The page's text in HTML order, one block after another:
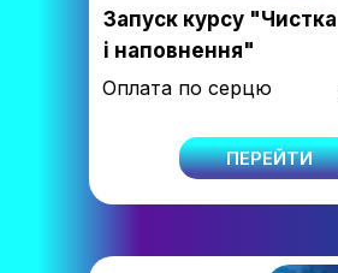
Запуск курсу "Чистка
і наповнення"
Оплата по серцю
ПЕРЕЙТИ